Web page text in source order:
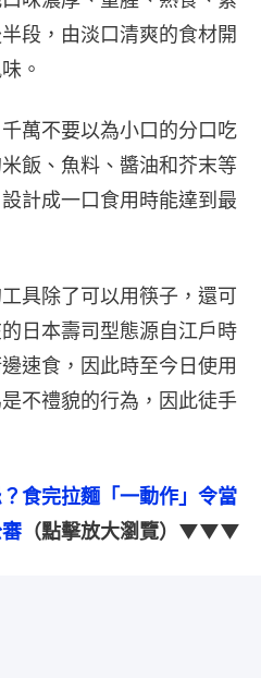
段，由淡口清爽的食材開
。
萬不要以為小口的分口吃
飯、魚料、醬油和芥末等
計成一口食用時能達到最
具除了可以用筷子，還可
日本壽司型態源自江戶時
速食，因此時至今日使用
不禮貌的行為，因此徒手
食完拉麵「一動作」令當
（點擊放大瀏覽）▼▼▼